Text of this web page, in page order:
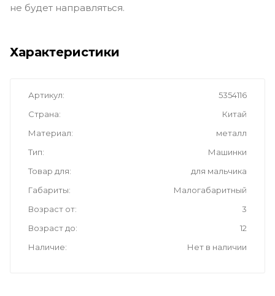
не будет направляться.
Характеристики
Артикул
5354116
Страна
Китай
Материал
металл
Тип
Машинки
Товар для
для мальчика
Габариты
Малогабаритный
Возраст от
3
Возраст до
12
Наличие
Нет в наличии